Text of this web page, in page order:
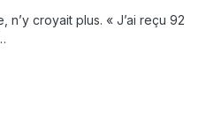
croyait plus. « J’ai reçu 92